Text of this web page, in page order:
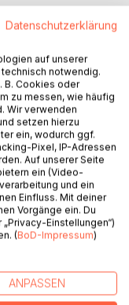
mentale
befreien
Aha-Momenten.
Kinder auf
Druck auszuüben.
Übungen und
adé den
Lernen und
Datenschutzerklärung
auf unserer
notwendig.
B. Cookies oder
zu messen, wie häufig
Wir verwenden
setzen hierzu
ein, wodurch ggf.
Pixel, IP-Adressen
Auf unserer Seite
ein (Video-
und ein
Einfluss. Mit deiner
Vorgänge ein. Du
Einstellungen“)
(BoD-Impressum)
ANPASSEN